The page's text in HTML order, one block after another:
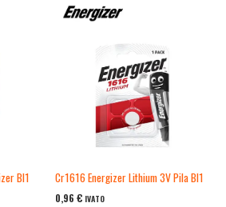
Bl1 Cr1616 Energizer Lithium 3V Pila Bl1
0,96 € IVATO